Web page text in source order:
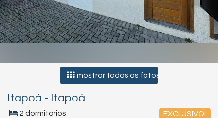
mostrar todas as fotos
Itapoá - Itapoá
EXCLUSIVO!
2 dormitórios